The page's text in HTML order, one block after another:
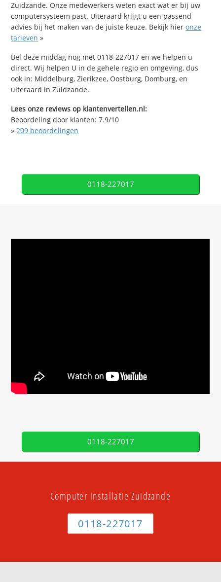
Zuidzande. Onze medewerkers weten exact wat er bij uw
computersysteem past. Uiteraard krijgt u een passend
advies bij het maken van de juiste keuze. Bekijk hieronze
tarieven »
Bel deze middag nog met 0118-227017 en we helpen u
direct. Wij helpen U in de gehele regio en omgeving, dus
ook in: Middelburg, Zierikzee, Oostburg, Domburg, en
uiteraard in Zuidzande.
Lees onze reviews op klantenvertellen.nl:
Beoordeling door klanten:7.9/10
» 209 beoordelingen
0118-227017
0118-227017
Computer installatie Zuidzande
0118-227017